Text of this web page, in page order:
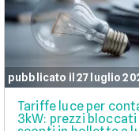
pubblicato il 27 luglio
Tariffe luce per
3kW: prezzi bloccati